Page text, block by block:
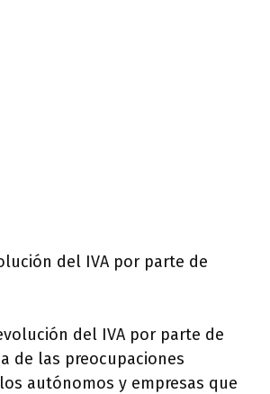
del IVA por parte de
del IVA por parte de
de las preocupaciones
autónomos y empresas que